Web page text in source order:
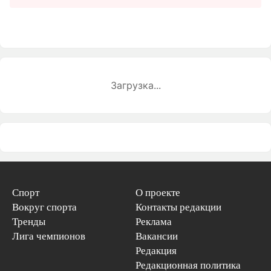
Загрузка...
Спорт
Вокруг спорта
Тренды
Лига чемпионов
О проекте
Контакты редакции
Реклама
Вакансии
Редакция
Редакционная политика